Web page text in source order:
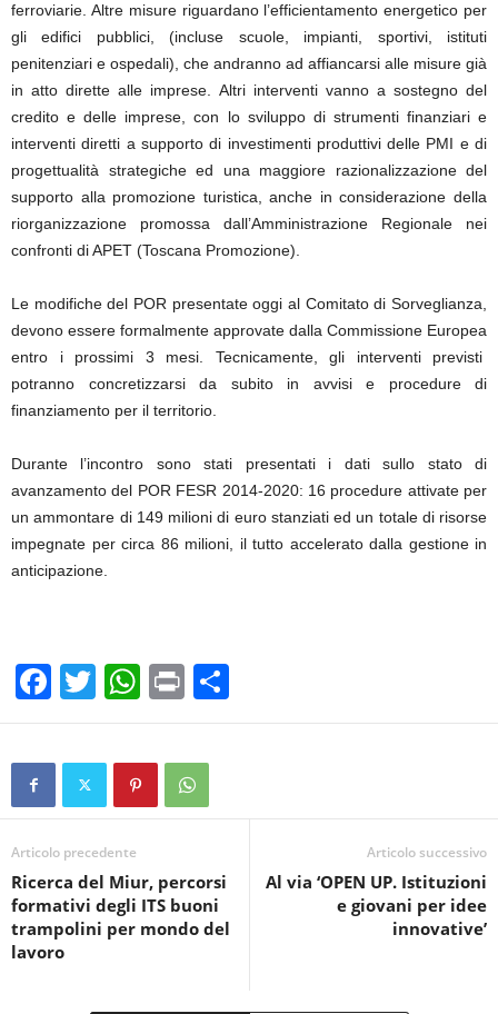
ferroviarie. Altre misure riguardano l’efficientamento energetico per
gli edifici pubblici, (incluse scuole, impianti, sportivi, istituti
penitenziari e ospedali), che andranno ad affiancarsi alle misure già
in atto dirette alle imprese. Altri interventi vanno a sostegno del
credito e delle imprese, con lo sviluppo di strumenti finanziari e
interventi diretti a supporto di investimenti produttivi delle PMI e di
progettualità strategiche ed una maggiore razionalizzazione del
supporto alla promozione turistica, anche in considerazione della
riorganizzazione promossa dall’Amministrazione Regionale nei
confronti di APET (Toscana Promozione).
Le modifiche del POR presentate oggi al Comitato di Sorveglianza,
devono essere formalmente approvate dalla Commissione Europea
entro i prossimi 3 mesi. Tecnicamente, gli interventi previsti
potranno concretizzarsi da subito in avvisi e procedure di
finanziamento per il territorio.
Durante l’incontro sono stati presentati i dati sullo stato di
avanzamento del POR FESR 2014-2020: 16 procedure attivate per
un ammontare di 149 milioni di euro stanziati ed un totale di risorse
impegnate per circa 86 milioni, il tutto accelerato dalla gestione in
anticipazione.
F
a
c
b
o
o
k
T
wi
tt
W
h
at
s
A
p
Pr
in
t
o
vi
Articolo precedente
Ricerca del Miur, percorsi
formativi degli ITS buoni
trampolini per mondo del
lavoro
Articolo successivo
Al via ‘OPEN UP. Istituzioni
e giovani per idee
innovative’